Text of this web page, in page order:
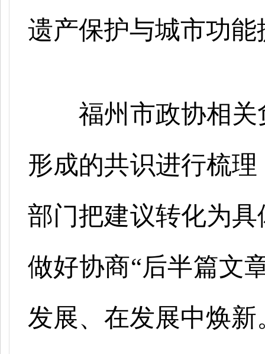
遗产保护与城市功
福州市政协相
形成的共识进行梳
部门把建议转化为
做好协商“后半篇文
发展、在发展中焕新